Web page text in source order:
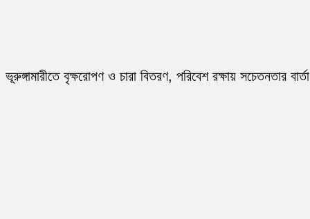
ভূরুঙ্গামারীতে বৃক্ষরোপণ ও চারা বিতরণ, পরিবেশ রক্ষায় সচেতনতার বার্তা